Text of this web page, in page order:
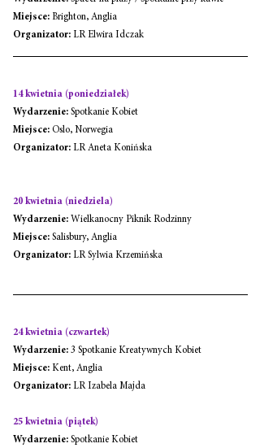
Miejsce: Brighton, Anglia
Organizator: LR Elwira Idczak
14 kwietnia (poniedziałek)
Wydarzenie: Spotkanie Kobiet
Miejsce: Oslo, Norwegia
Organizator: LR Aneta Konińska
20 kwietnia (niedziela)
Wydarzenie: Wielkanocny Piknik Rodzinny
Miejsce: Salisbury, Anglia
Organizator: LR Sylwia Krzemińska
24 kwietnia (czwartek)
Wydarzenie: 3 Spotkanie Kreatywnych Kobiet
Miejsce: Kent, Anglia
Organizator: LR Izabela Majda
25 kwietnia (piątek)
Wydarzenie: Spotkanie Kobiet